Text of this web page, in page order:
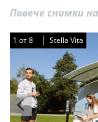
Повече снимки
1 от8 Stella Vita
1 от8 Stella Vita
1 от8 Stella Vita
1 от8 Stella Vita
1 от8 Stella Vita
1 от8 Stella Vita
1 от8 Stella Vita
1 от8 Stella Vita